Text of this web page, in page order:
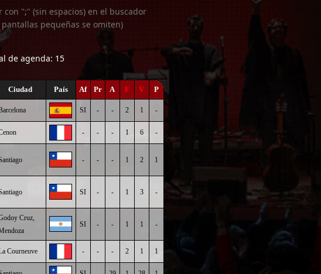
";" (sin espacios) en el buscador
pequeñas se omiten)
de agenda: 15
Ciudad País Af Pr A F V P
SI - - 2 1 -
- - - 1 6 -
- - - 1 2 1
SI - - 1 3 -
Cruz,
SI - - 1 1 -
Courneuve - - - 2 1 1